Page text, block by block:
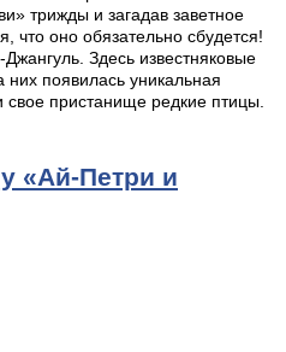
трижды и загадав заветное
что оно обязательно сбудется!
Здесь известняковые
появилась уникальная
свое пристанище редкие птицы.
«Ай-Петри и